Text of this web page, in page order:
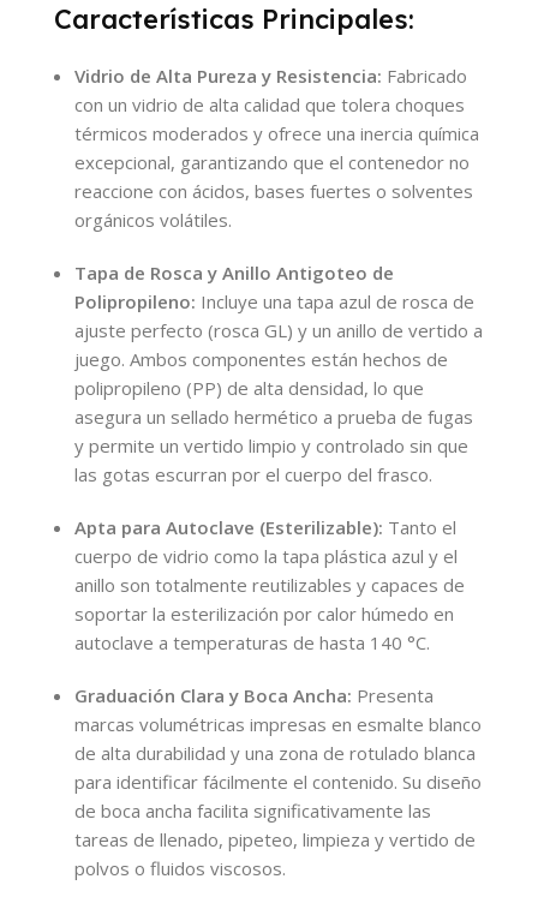
Características Principales:
Vidrio de Alta Pureza y Resistencia: Fabricado
con un vidrio de alta calidad que tolera choques
térmicos moderados y ofrece una inercia química
excepcional, garantizando que el contenedor no
reaccione con ácidos, bases fuertes o solventes
orgánicos volátiles.
Tapa de Rosca y Anillo Antigoteo de
Polipropileno: Incluye una tapa azul de rosca de
ajuste perfecto (rosca GL) y un anillo de vertido a
juego. Ambos componentes están hechos de
polipropileno (PP) de alta densidad, lo que
asegura un sellado hermético a prueba de fugas
y permite un vertido limpio y controlado sin que
las gotas escurran por el cuerpo del frasco.
Apta para Autoclave (Esterilizable): Tanto el
cuerpo de vidrio como la tapa plástica azul y el
anillo son totalmente reutilizables y capaces de
soportar la esterilización por calor húmedo en
autoclave a temperaturas de hasta 140 °C.
Graduación Clara y Boca Ancha: Presenta
marcas volumétricas impresas en esmalte blanco
de alta durabilidad y una zona de rotulado blanca
para identificar fácilmente el contenido. Su diseño
de boca ancha facilita significativamente las
tareas de llenado, pipeteo, limpieza y vertido de
polvos o fluidos viscosos.